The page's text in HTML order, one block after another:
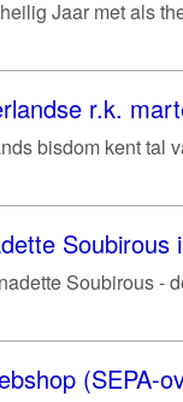
Jaar met als
r.k.
bisdom kent tal
Soubirous
Soubirous -
(SEPA-